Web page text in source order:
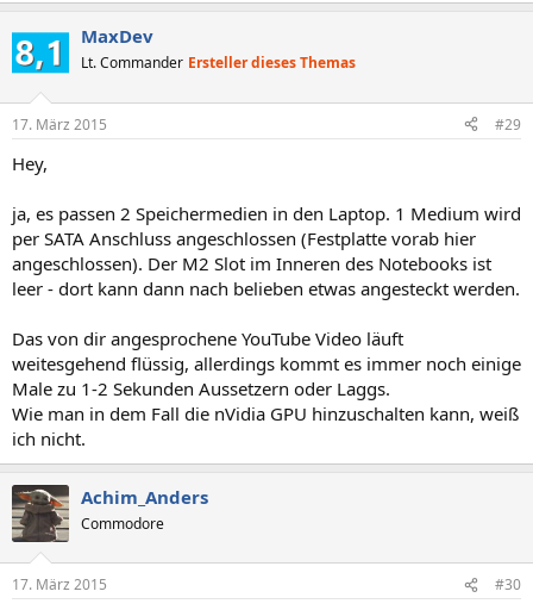
MaxDev
Lt. Commander Ersteller dieses Themas
17. März 2015 #29
Hey,
ja, es passen 2 Speichermedien in den Laptop. 1 Medium wird
per SATA Anschluss angeschlossen (Festplatte vorab hier
angeschlossen). Der M2 Slot im Inneren des Notebooks ist
leer - dort kann dann nach belieben etwas angesteckt werden.
Das von dir angesprochene YouTube Video läuft
weitesgehend flüssig, allerdings kommt es immer noch einige
Male zu 1-2 Sekunden Aussetzern oder Laggs.
Wie man in dem Fall die nVidia GPU hinzuschalten kann, weiß
ich nicht.
Achim_Anders
Commodore
17. März 2015 #30